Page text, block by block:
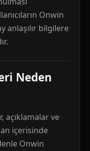
Onwin
anlaşılır bilgilere
Neden
ve
içerisinde
Onwin